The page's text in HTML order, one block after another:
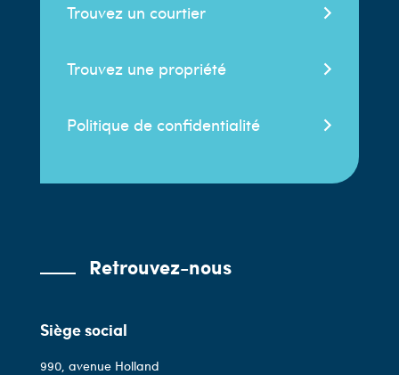
Trouvez un courtier
Trouvez une propriété
Politique de confidentialité
Retrouvez-nous
Siège social
990, avenue Holland